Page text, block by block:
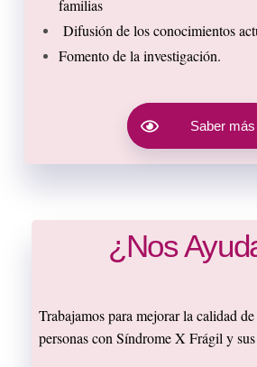
familias
Difusión de los conocimientos
Fomento de la investigación.
Saber más
¿Nos
Trabajamos para mejorar la calidad
personas con Síndrome X Frágil y